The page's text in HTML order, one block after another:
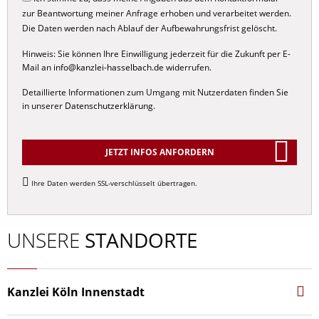
Internationales Familienrecht
Sorgerecht
Unterhaltsrecht
Düsseldorfer Tabelle
Zugewinnausgleich
zur Beantwortung meiner Anfrage erhoben und verarbeitet werden.
Die Daten werden nach Ablauf der Aufbewahrungsfrist gelöscht.
Hinweis: Sie können Ihre Einwilligung jederzeit für die Zukunft per E-
Mail an info@kanzlei-hasselbach.de widerrufen.
Detaillierte Informationen zum Umgang mit Nutzerdaten finden Sie
in unserer Datenschutzerklärung.
JETZT INFOS ANFORDERN
Alternative:
Ihre Daten werden SSL-verschlüsselt übertragen.
UNSERE STANDORTE
Kanzlei Köln Innenstadt